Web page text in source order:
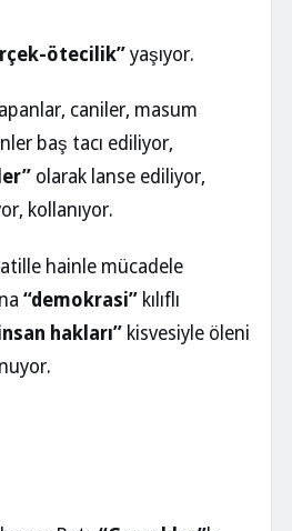
ötecilik” yaşıyor.
caniler, masum
baş tacı ediliyor,
olarak lanse ediliyor,
kollanıyor.
hainle mücadele
“demokrasi” kılıflı
hakları” kisvesiyle öleni